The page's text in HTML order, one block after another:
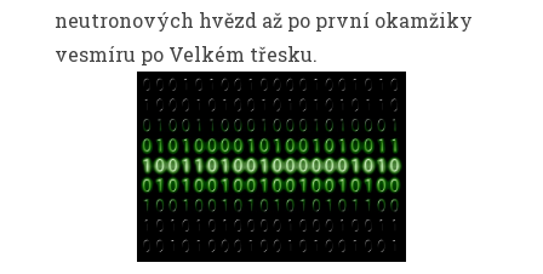
neutronových hvězd až po první okamžiky
vesmíru po Velkém třesku.